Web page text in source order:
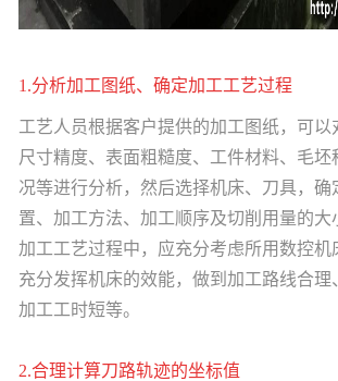
1.分析加工图纸、确定加工工艺过程
工艺人员根据客户提供的加工图纸，可以
尺寸精度、表面粗糙度、工件材料、毛坯
况等进行分析，然后选择机床、刀具，确
置、加工方法、加工顺序及切削用量的大
加工工艺过程中，应充分考虑所用数控机
充分发挥机床的效能，做到加工路线合理
加工工时短等。
2.合理计算刀路轨迹的坐标值